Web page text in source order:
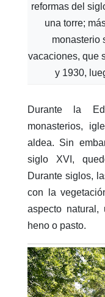
reformas del
una torre;
monasterio
vacaciones, que
y 1930,
Durante la
monasterios,
aldea. Sin
siglo XVI,
Durante siglos,
con la
aspecto natural,
heno o pasto.